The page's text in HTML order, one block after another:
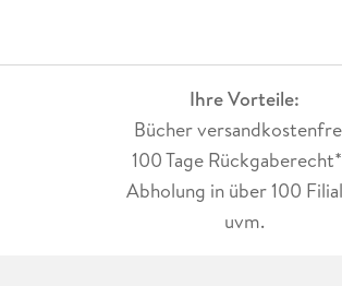
Ihre Vorteile:
Bücher
100 Tage
Abholung in über 100
uvm.